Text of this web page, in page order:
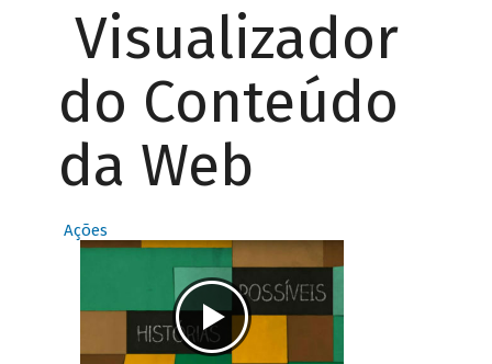
Visualizador
do Conteúdo
da Web
Ações